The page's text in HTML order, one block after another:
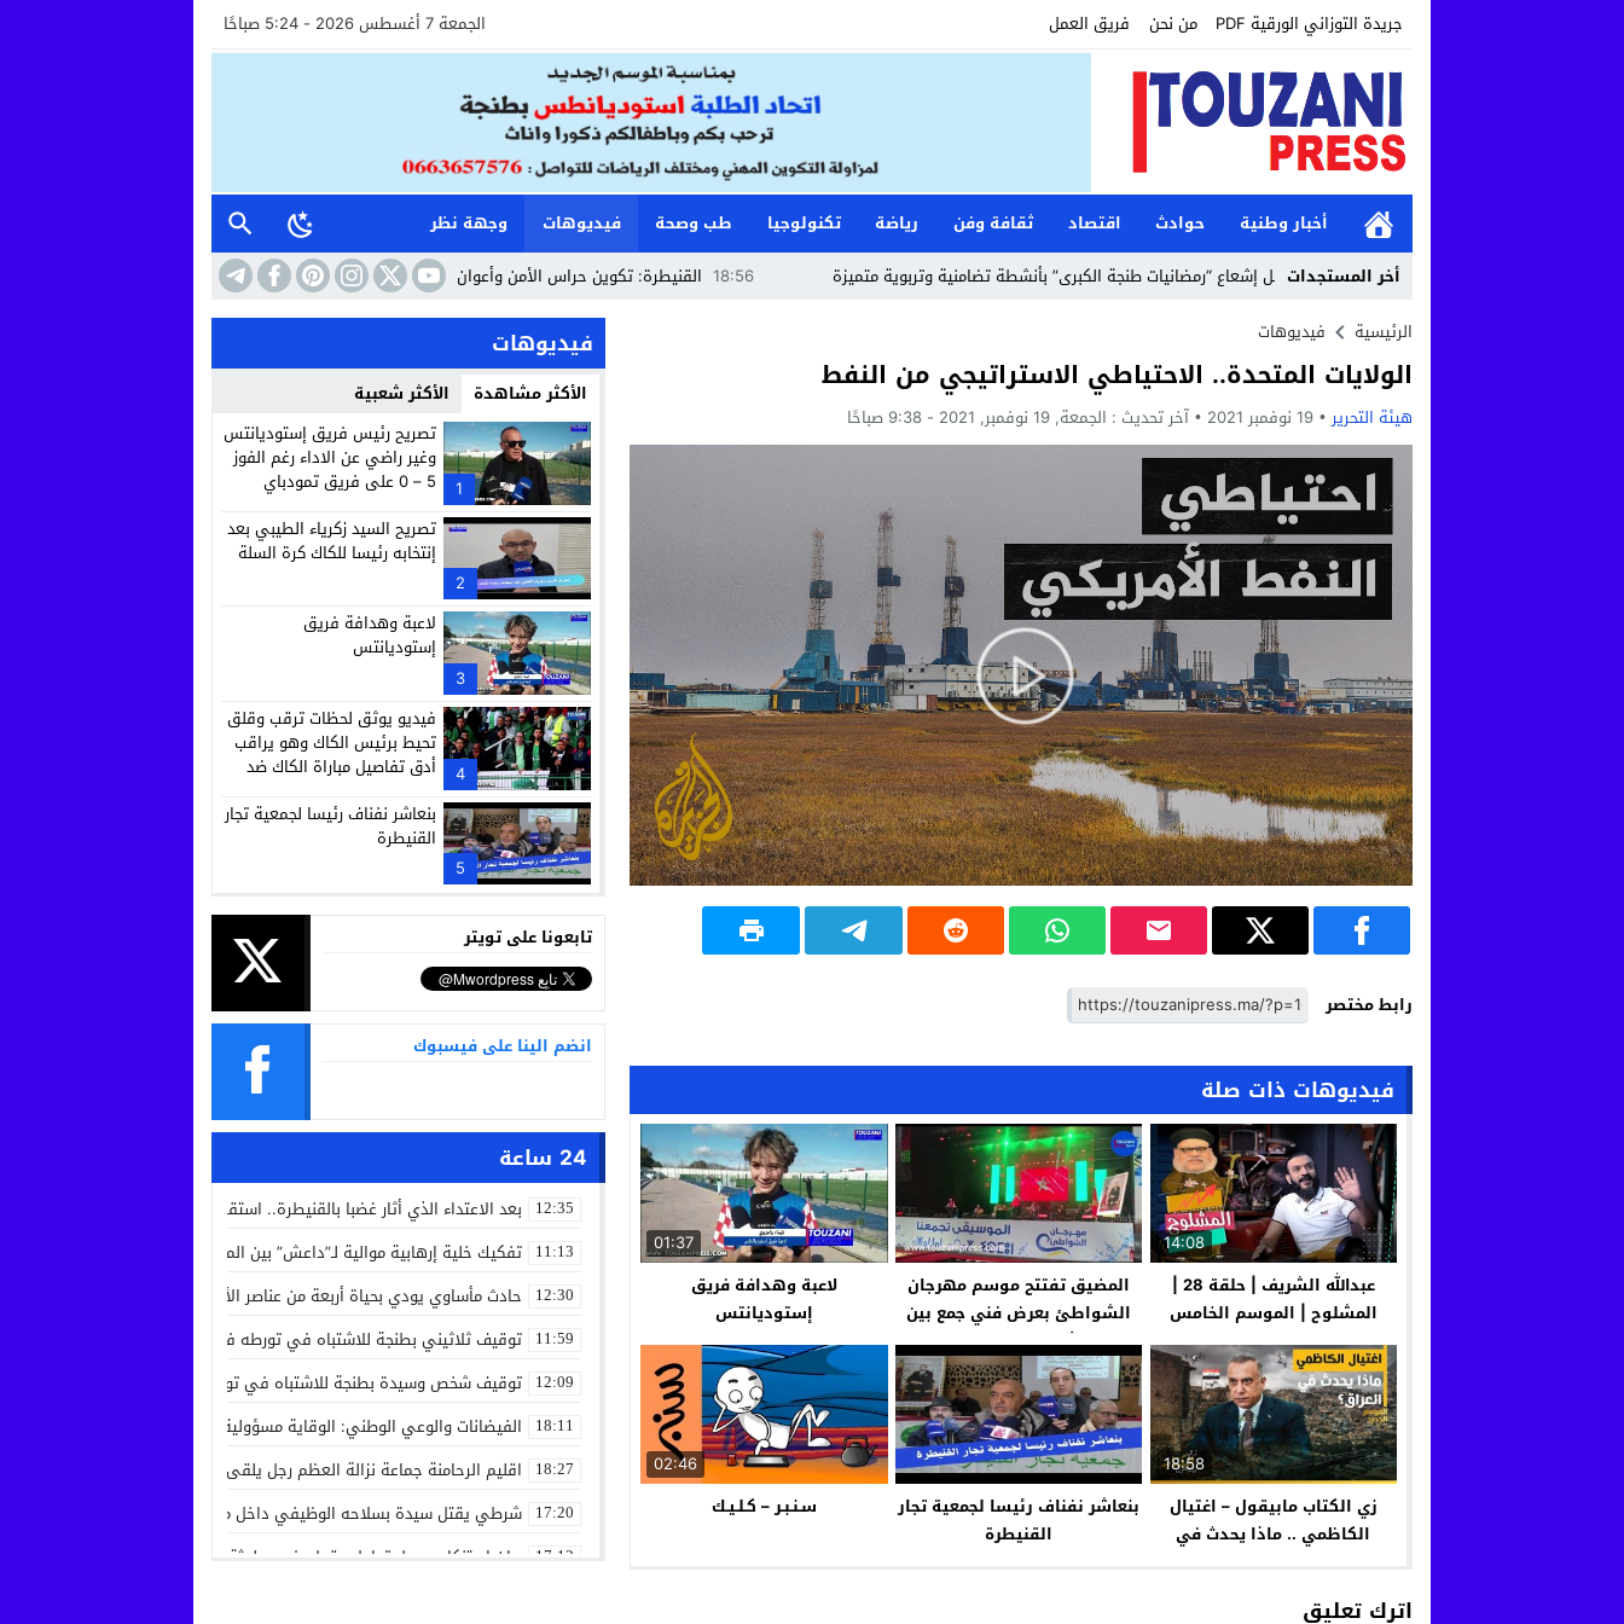
جريدة التوزاني الورقية PDF من نحن فريق العمل الجمعة 7 أغسطس 2026 - 5:24 صباحًا
أخبار وطنية حوادث اقتصاد ثقافة وفن رياضة تكنولوجيا طب وصحة فيديوهات
وجهة نظر
أخر المستجدات
القنيطرة: تكوين حراس الأمن وأعوان الاستقبال خطوة نحو مستشفى أكثر إنسانية وأماناً
مؤسسة طنجة الكبرى تواصل إشعاع “رمضانيات طنجة الكبرى” بأنشطة تضامنية وتربوية متميزة
الرئيسية
فيديوهات
الولايات المتحدة.. الاحتياطي الاستراتيجي من النفط
هيئة التحرير 19 نوفمبر 2021 آخر تحديث : الجمعة, 19 نوفمبر, 2021 - 9:38 صباحًا
رابط مختصر
فيديوهات ذات صلة
14:08
عبدالله الشريف | حلقة 28 |
المشلوح | الموسم الخامس
المضيق تفتتح موسم مهرجان
الشواطئ بعرض فني جمع بين
الأصالة والمعاصرة
01:37
لاعبة وهدافة فريق
إستوديانتس
18:58
زي الكتاب مابيقول – اغتيال
الكاظمي .. ماذا يحدث في
بنعاشر نفناف رئيسا لجمعية تجار
القنيطرة
02:46
سـنـبـر – كـلـيـك
اترك تعليق
فيديوهات
الأكثر مشاهدة الأكثر شعبية
1
تصريح رئيس فريق إستوديانتس
وغير راضي عن الاداء رغم الفوز
5 – 0 على فريق تمودباي
2
تصريح السيد زكرياء الطيبي بعد
إنتخابه رئيسا للكاك كرة السلة
3
لاعبة وهدافة فريق
إستوديانتس
4
فيديو يوثق لحظات ترقب وقلق
تحيط برئيس الكاك وهو يراقب
أدق تفاصيل مباراة الكاك ضد
5
بنعاشر نفناف رئيسا لجمعية تجار
القنيطرة
تابعونا على تويتر
انضم الينا على فيسبوك
24 ساعة
12:35 بعد الاعتداء الذي أثار غضبا بالقنيطرة.. استقرار الحالة الصحية لسائق
11:13 تفكيك خلية إرهابية موالية لـ”داعش” بين المغرب وإسبانيا في عملية أمنية
12:30 حادث مأساوي يودي بحياة أربعة من عناصر الأمن الوطني في مهمة رسمية
11:59 توقيف ثلاثيني بطنجة للاشتباه في تورطه في جريمة قتل داخل مستشفى بعد
12:09 توقيف شخص وسيدة بطنجة للاشتباه في تورطهما في تزوير شهادات
18:11 الفيضانات والوعي الوطني: الوقاية مسؤولية الجميع
18:27 اقليم الرحامنة جماعة نزالة العظم رجل يلقى حتفه بآلة جني الزيتون داخل
17:20 شرطي يقتل سيدة بسلاحه الوظيفي داخل منزله بسلا الجديدة
17:13 بيان استنكاري حول تداول مقطع فيديو لجثة مواطن من مدينة عيون سيدي